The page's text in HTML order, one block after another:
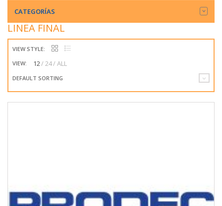
CATEGORÍAS
LINEA FINAL
VIEW STYLE:
VIEW:
12 24 ALL
DEFAULT SORTING